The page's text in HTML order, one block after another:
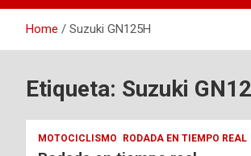
Home Suzuki GN125H
Etiqueta: Suzuki
MOTOCICLISMO RODADA EN TIEMPO REAL